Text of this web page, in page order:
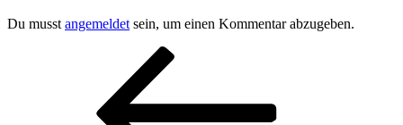
Du musst angemeldet sein, um einen Kommentar abzugeben.
Beitragsnavigation